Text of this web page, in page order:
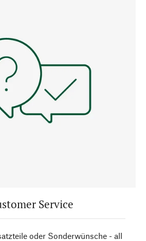
Service
oder Sonderwünsche - all